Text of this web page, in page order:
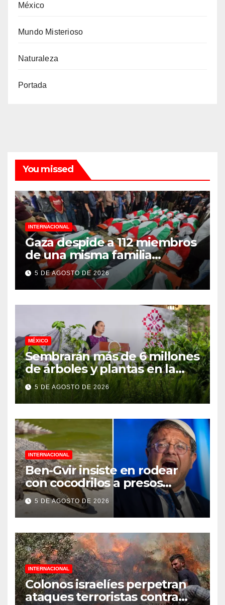
México
Mundo Misterioso
Naturaleza
Portada
You missed
INTERNACIONAL
Gaza despide a 112 miembros
de una misma familia
asesinados durante el
genocidio
5 DE AGOSTO DE 2026
MÉXICO
Sembrarán más de 6 millones
de árboles y plantas en la
Jornada Nacional de
Reforestación 2026
5 DE AGOSTO DE 2026
INTERNACIONAL
Ben-Gvir insiste en rodear
con cocodrilos a presos
palestinos
5 DE AGOSTO DE 2026
INTERNACIONAL
Colonos israelíes perpetran
ataques terroristas contra